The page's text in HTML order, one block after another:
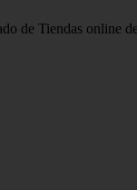
de Tiendas online